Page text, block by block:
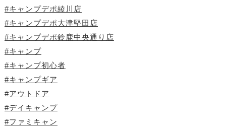
#キャンプデポ綾川店
#キャンプデポ大津堅田店
#キャンプデポ鈴鹿中央通り店
#キャンプ
#キャンプ初心者
#キャンプギア
#アウトドア
#デイキャンプ
#ファミキャン